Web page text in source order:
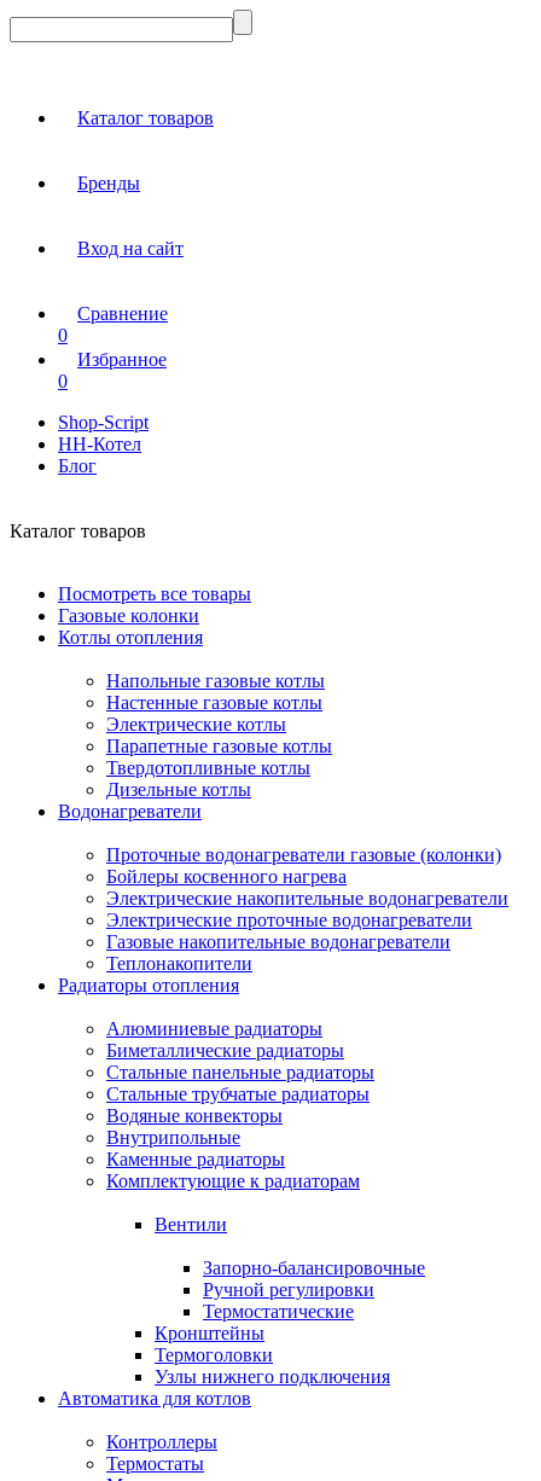
Каталог товаров
Бренды
Вход на сайт
Сравнение
0
Избранное
0
Shop-Script
НН-Котел
Блог
Каталог товаров
Посмотреть все товары
Газовые колонки
Котлы отопления
Напольные газовые котлы
Настенные газовые котлы
Электрические котлы
Парапетные газовые котлы
Твердотопливные котлы
Дизельные котлы
Водонагреватели
Проточные водонагреватели газовые (колонки)
Бойлеры косвенного нагрева
Электрические накопительные водонагреватели
Электрические проточные водонагреватели
Газовые накопительные водонагреватели
Теплонакопители
Радиаторы отопления
Алюминиевые радиаторы
Биметаллические радиаторы
Стальные панельные радиаторы
Стальные трубчатые радиаторы
Водяные конвекторы
Внутрипольные
Каменные радиаторы
Комплектующие к радиаторам
Вентили
Запорно-балансировочные
Ручной регулировки
Термостатические
Кронштейны
Термоголовки
Узлы нижнего подключения
Автоматика для котлов
Контроллеры
Термостаты